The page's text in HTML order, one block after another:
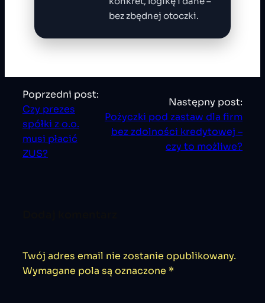
bez zbędnej otoczki.
Poprzedni post:
Czy prezes
spółki z o.o.
musi płacić
ZUS?
Następny post:
Pożyczki pod zastaw dla firm
bez zdolności kredytowej –
czy to możliwe?
Twój adres email nie zostanie opublikowany.
Wymagane pola są oznaczone *